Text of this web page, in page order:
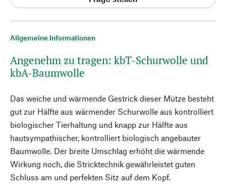
Allgemeine Informationen
Angenehm zu tragen: kbT-Schurwolle und
kbA-Baumwolle
Das weiche und wärmende Gestrick dieser Mütze besteht
gut zur Hälfte aus wärmender Schurwolle aus kontrolliert
biologischer Tierhaltung und knapp zur Hälfte aus
hautsympathischer, kontrolliert biologisch angebauter
Baumwolle. Der breite Umschlag erhöht die wärmende
Wirkung noch, die Stricktechnik gewährleistet guten
Schluss am und perfekten Sitz auf dem Kopf.